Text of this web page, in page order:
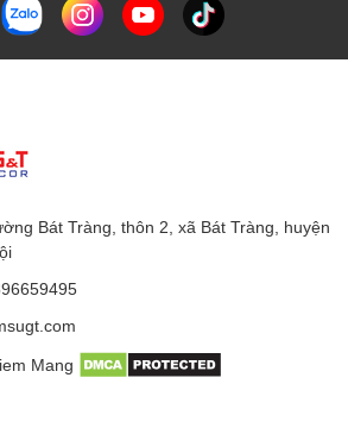
Bát Tràng, thôn 2, xã Bát Tràng, huyện